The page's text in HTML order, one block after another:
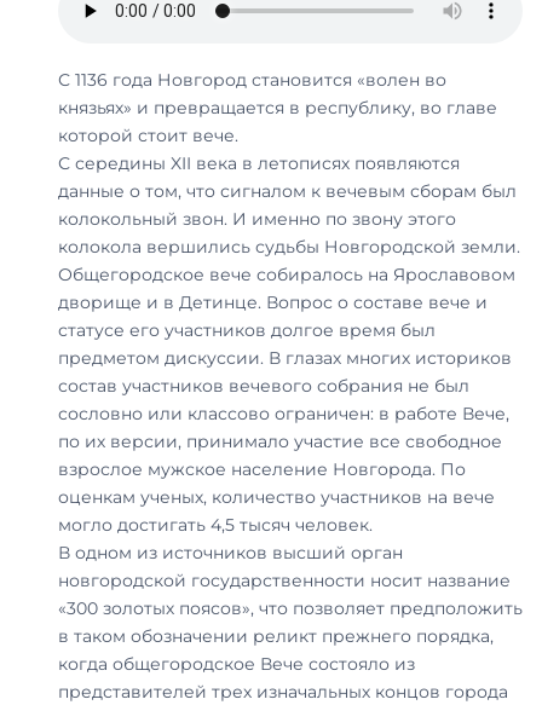
С 1136 года Новгород становится «волен во
князьях» и превращается в республику, во главе
которой стоит вече.
С середины XII века в летописях появляются
данные о том, что сигналом к вечевым сборам был
колокольный звон. И именно по звону этого
колокола вершились судьбы Новгородской земли.
Общегородское вече собиралось на Ярославовом
дворище и в Детинце. Вопрос о составе вече и
статусе его участников долгое время был
предметом дискуссии. В глазах многих историков
состав участников вечевого собрания не был
сословно или классово ограничен: в работе Вече,
по их версии, принимало участие все свободное
взрослое мужское население Новгорода. По
оценкам ученых, количество участников на вече
могло достигать 4,5 тысяч человек.
В одном из источников высший орган
новгородской государственности носит название
«300 золотых поясов», что позволяет предположить
в таком обозначении реликт прежнего порядка,
когда общегородское Вече состояло из
представителей трех изначальных концов города